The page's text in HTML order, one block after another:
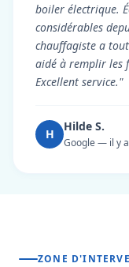
boiler électrique.
considérables
chauffagiste a
aidé à remplir les
Excellent service."
H
Hilde S.
Google — il y
ZONE